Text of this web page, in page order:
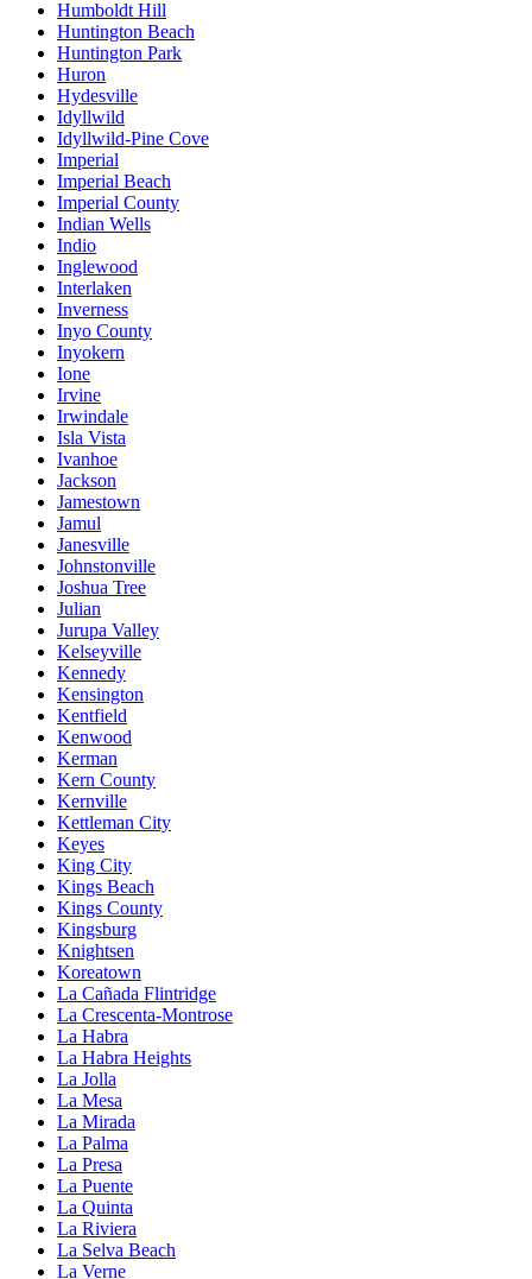
Humboldt Hill
Huntington Beach
Huntington Park
Huron
Hydesville
Idyllwild
Idyllwild-Pine Cove
Imperial
Imperial Beach
Imperial County
Indian Wells
Indio
Inglewood
Interlaken
Inverness
Inyo County
Inyokern
Ione
Irvine
Irwindale
Isla Vista
Ivanhoe
Jackson
Jamestown
Jamul
Janesville
Johnstonville
Joshua Tree
Julian
Jurupa Valley
Kelseyville
Kennedy
Kensington
Kentfield
Kenwood
Kerman
Kern County
Kernville
Kettleman City
Keyes
King City
Kings Beach
Kings County
Kingsburg
Knightsen
Koreatown
La Cañada Flintridge
La Crescenta-Montrose
La Habra
La Habra Heights
La Jolla
La Mesa
La Mirada
La Palma
La Presa
La Puente
La Quinta
La Riviera
La Selva Beach
La Verne